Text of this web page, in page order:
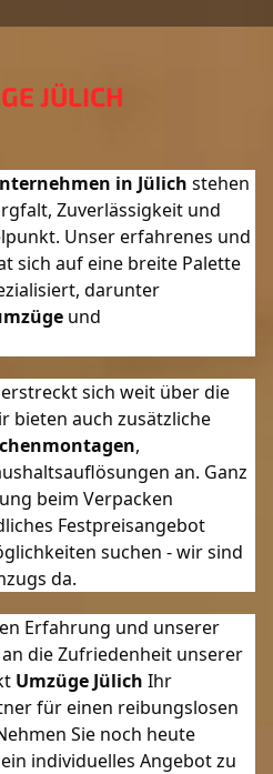
JÜLICH
in Jülich stehen
Zuverlässigkeit und
Unser erfahrenes und
sich auf eine breite Palette
sich weit über die
bieten auch zusätzliche
,
an. Ganz
beim Verpacken
Festpreisangebot
suchen - wir sind
da.
Erfahrung und unserer
die Zufriedenheit unserer
Umzüge Jülich Ihr
für einen reibungslosen
Sie noch heute
individuelles Angebot zu